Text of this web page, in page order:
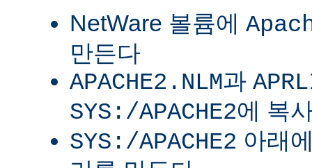
NetWare 볼륨에
만든다
APACHE2.NLM과
SYS:/APACHE2에 복
SYS:/APACHE2 아래